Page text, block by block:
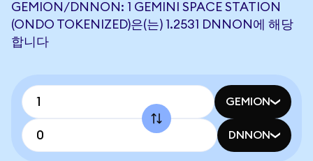
GEMION/DNNON: 1 GEMINI SPACE STATION
(ONDO TOKENIZED)은(는) 1.2531 DNNON에 해당
합니다
GEMION
DNNON